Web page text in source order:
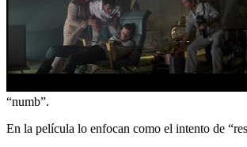
“numb”.
En la película lo enfocan como el intento de